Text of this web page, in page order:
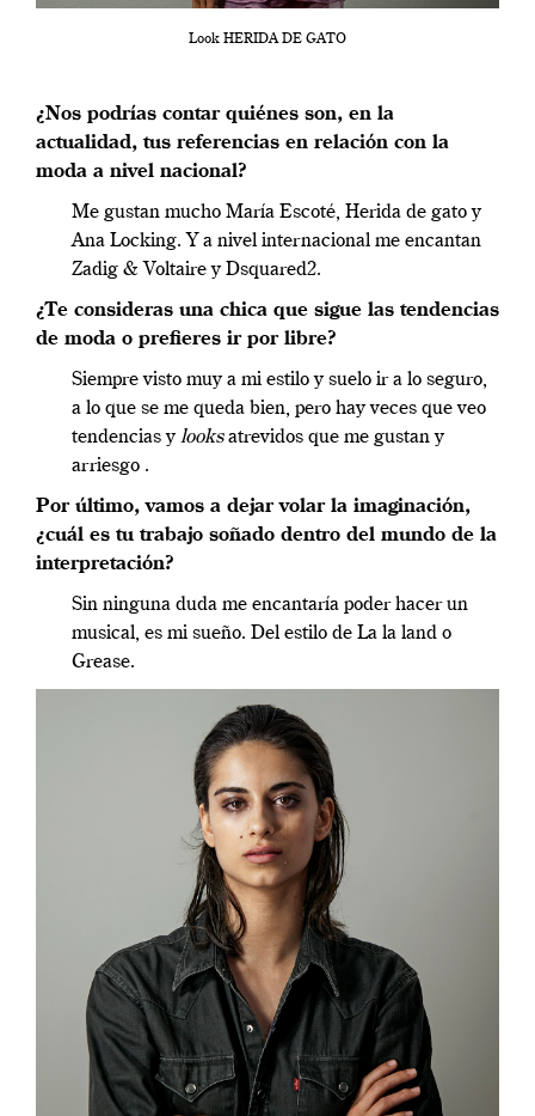
Look HERIDA DE GATO
¿Nos podrías contar quiénes son, en la
actualidad, tus referencias en relación con la
moda a nivel nacional?
Me gustan mucho María Escoté, Herida de gato y
Ana Locking. Y a nivel internacional me encantan
Zadig & Voltaire y Dsquared2.
¿Te consideras una chica que sigue las tendencias
de moda o prefieres ir por libre?
Siempre visto muy a mi estilo y suelo ir a lo seguro,
a lo que se me queda bien, pero hay veces que veo
tendencias ylooksatrevidos que me gustan y
arriesgo .
Por último, vamos a dejar volar la imaginación,
¿cuál es tu trabajo soñado dentro del mundo de la
interpretación?
Sin ninguna duda me encantaría poder hacer un
musical, es mi sueño. Del estilo de La la land o
Grease.